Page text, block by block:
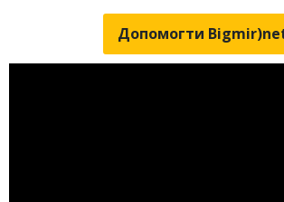
Допомогти